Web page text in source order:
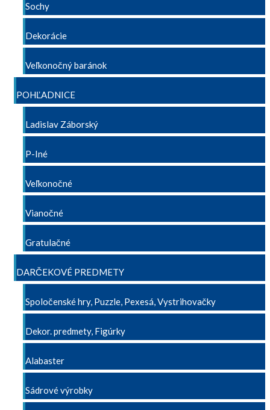
Sochy
Dekorácie
Veľkonočný baránok
POHĽADNICE
Ladislav Záborský
P-Iné
Veľkonočné
Vianočné
Gratulačné
DARČEKOVÉ PREDMETY
Spoločenské hry, Puzzle, Pexesá, Vystrihovačky
Dekor. predmety, Figúrky
Alabaster
Sádrové výrobky